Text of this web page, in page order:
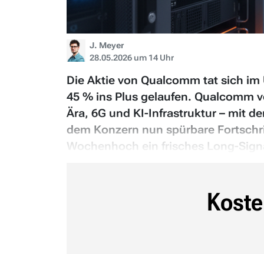
J. Meyer
28.05.2026 um 14 Uhr
Die Aktie von Qualcomm tat sich
45 % ins Plus gelaufen. Qualcomm
Ära, 6G und KI-Infrastruktur – mit
dem Konzern nun spürbare
Wochenhoch ein frisches Long-